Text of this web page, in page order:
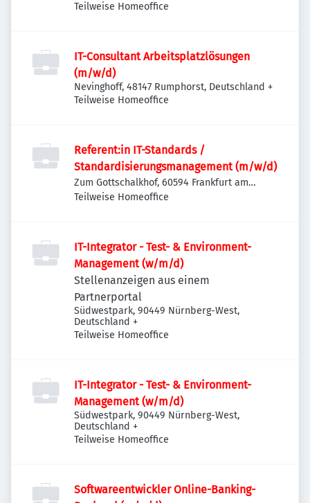
Teilweise Homeoffice
IT-Consultant Arbeitsplatzlösungen
(m/w/d)
Nevinghoff, 48147 Rumphorst, Deutschland +
Teilweise Homeoffice
Referent:in IT-Standards /
Standardisierungsmanagement (m/w/d)
Zum Gottschalkhof, 60594 Frankfurt am
Main-Frankfurt-Süd, Deutschland
Teilweise Homeoffice
IT-Integrator - Test- & Environment-
Management (w/m/d)
Stellenanzeigen aus einem
Partnerportal
Südwestpark, 90449 Nürnberg-West,
Deutschland +
Teilweise Homeoffice
IT-Integrator - Test- & Environment-
Management (w/m/d)
Südwestpark, 90449 Nürnberg-West,
Deutschland +
Teilweise Homeoffice
Softwareentwickler Online-Banking-